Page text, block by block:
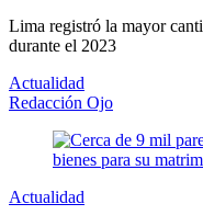
Lima registró la mayor
durante el 2023
Actualidad
Redacción Ojo
Actualidad